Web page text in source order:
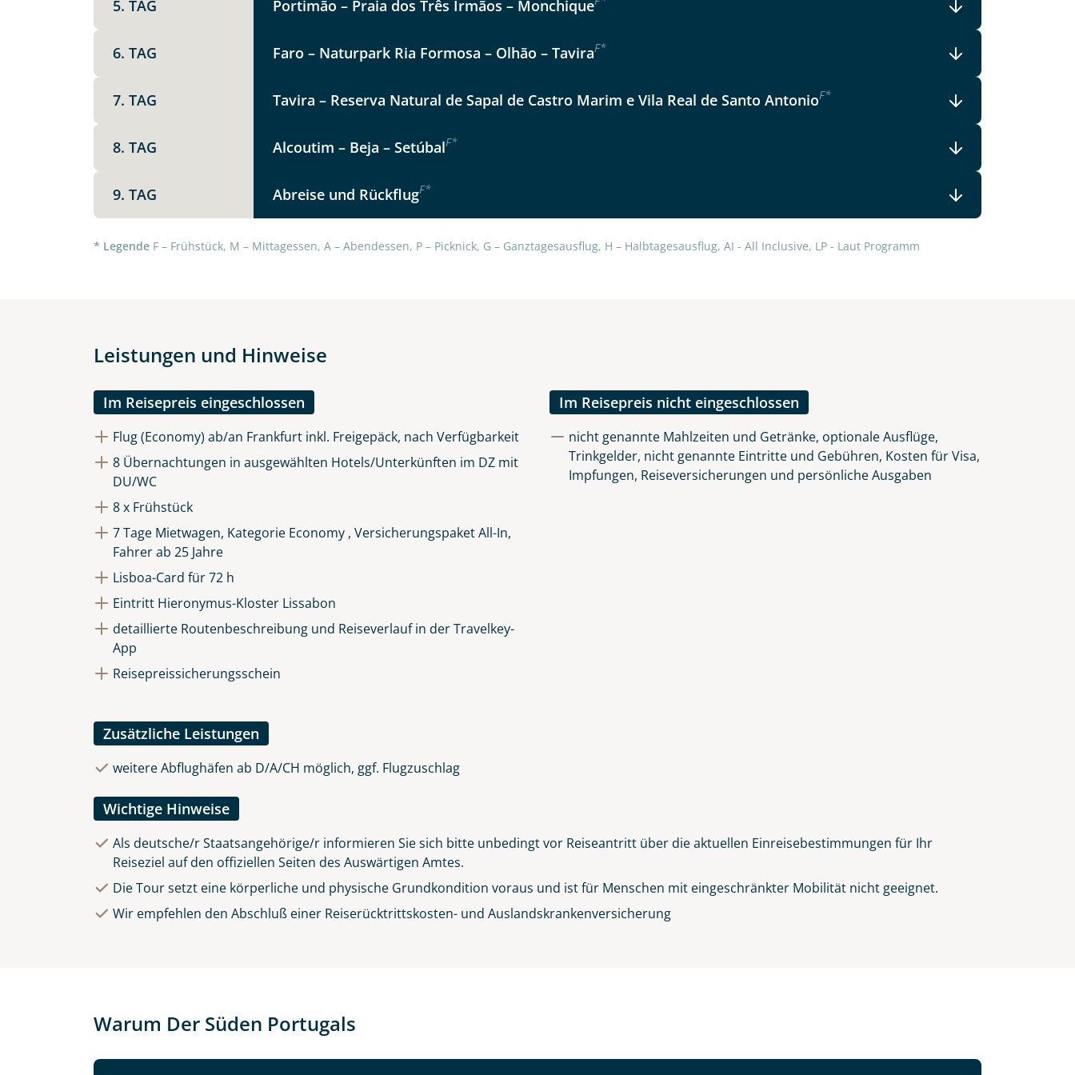
Telegram per E-Mail senden
Auswahl übernehmen
Auswahl übernehmen
5. TAG Portimão – Praia dos Três Irmãos – Monchique
6. TAG Faro – Naturpark Ria Formosa – Olhão – TaviraF*
7. TAG Tavira – Reserva Natural de Sapal de Castro Marim e Vila Real de Santo AntonioF*
8. TAG Alcoutim – Beja – SetúbalF*
9. TAG Abreise und RückflugF*
* Legende F – Frühstück, M – Mittagessen, A – Abendessen, P – Picknick, G – Ganztagesausflug, H – Halbtagesausflug, AI - All Inclusive, LP - Laut Programm
Leistungen und Hinweise
Im Reisepreis eingeschlossen
Flug (Economy) ab/an Frankfurt inkl. Freigepäck, nach Verfügbarkeit
8 Übernachtungen in ausgewählten Hotels/Unterkünften im DZ mit
DU/WC
8 x Frühstück
7 Tage Mietwagen, Kategorie Economy , Versicherungspaket All-In,
Fahrer ab 25 Jahre
Lisboa-Card für 72 h
Eintritt Hieronymus-Kloster Lissabon
detaillierte Routenbeschreibung und Reiseverlauf in der Travelkey-
App
Reisepreissicherungsschein
Im Reisepreis nicht eingeschlossen
nicht genannte Mahlzeiten und Getränke, optionale Ausflüge,
Trinkgelder, nicht genannte Eintritte und Gebühren, Kosten für Visa,
Impfungen, Reiseversicherungen und persönliche Ausgaben
Zusätzliche Leistungen
weitere Abflughäfen ab D/A/CH möglich, ggf. Flugzuschlag
Wichtige Hinweise
Als deutsche/r Staatsangehörige/r informieren Sie sich bitte unbedingt vor Reiseantritt über die aktuellen Einreisebestimmungen für Ihr
Reiseziel auf den offiziellen Seiten des Auswärtigen Amtes.
Die Tour setzt eine körperliche und physische Grundkondition voraus und ist für Menschen mit eingeschränkter Mobilität nicht geeignet.
Wir empfehlen den Abschluß einer Reiserücktrittskosten- und Auslandskrankenversicherung
Warum Der Süden Portugals
Option 1 Option 2
Weitere Informationen
Datenschutz & Transparenz ist uns sehr wichtig!
Die Anfrage wird via SSL verschlüsselt an unseren Server geschickt. Mit Absenden des Formulars, erklären Sie, dass Sie die
Datenschutzerklärungund zur Kenntnis genommen und akzeptiert haben.